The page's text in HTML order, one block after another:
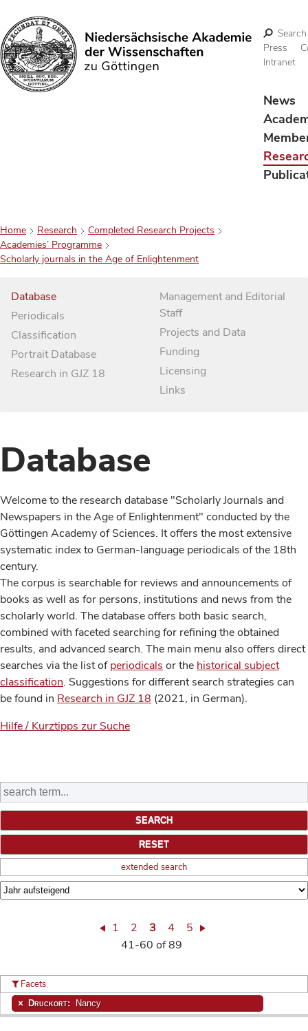
Search
Search
Press
Intranet
News
Home Research
Completed Research Projects
Academies’ Programme
Scholarly journals in the Age of Enlightenment
Database
Periodicals
Classification
Portrait Database
Research in GJZ 18
Management and Editorial
Staff
Projects and Data
Funding
Licensing
Links
Database
Welcome to the research database "Scholarly Journals and
Newspapers in the Age of Enlightenment" conducted by the
Göttingen Academy of Sciences. It offers the most extensive
systematic index to German-language periodicals of the 18th
century.
The corpus is searchable for reviews and announcements of
books as well as for persons, institutions and news from the
scholarly world. The database offers both basic search,
combined with faceted searching for refining the obtained
results, and advanced search. The main menu also offers direct
searches via the list ofperiodicals or the historical subject
classification. Suggestions for different search strategies can
be found in Research in GJZ 18 (2021, in German).
Hilfe / Kurztipps zur Suche
extended search
1 2 3 4
5
41-60 of 89
Facets
Druckort: Nancy